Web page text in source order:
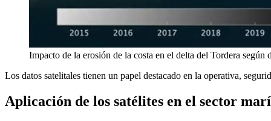
Impacto de la erosión de la costa en el delta del Tordera según
Los datos satelitales tienen un papel destacado en la operativa,
Aplicación de los satélites en el sector